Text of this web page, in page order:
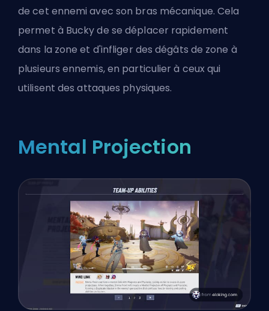
de cet ennemi avec son bras mécanique. Cela
permet à Bucky de se déplacer rapidement
dans la zone et d'infliger des dégâts de zone à
plusieurs ennemis, en particulier à ceux qui
utilisent des attaques physiques.
Mental Projection